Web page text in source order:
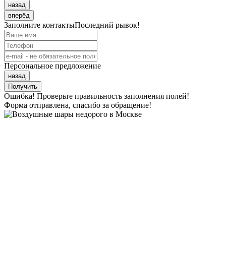
назад
вперёд
Заполните контактыПоследний рывок!
Персональное предложение
назад
Получить
Ошибка! Проверьте правильность заполнения полей!
Форма отправлена, спасибо за обращение!